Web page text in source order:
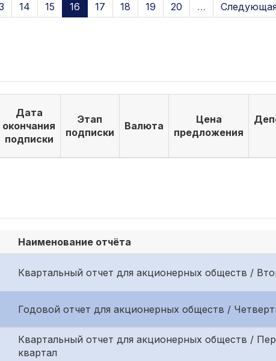
14 15 16 17 18 19 20 …
Дата
окончания
подписки
Этап
подписки
Валюта
Цена
предложения
Наименование отчёта
Квартальный отчет для акционерных обществ /
Годовой отчет для акционерных обществ /
Квартальный отчет для акционерных обществ /
квартал